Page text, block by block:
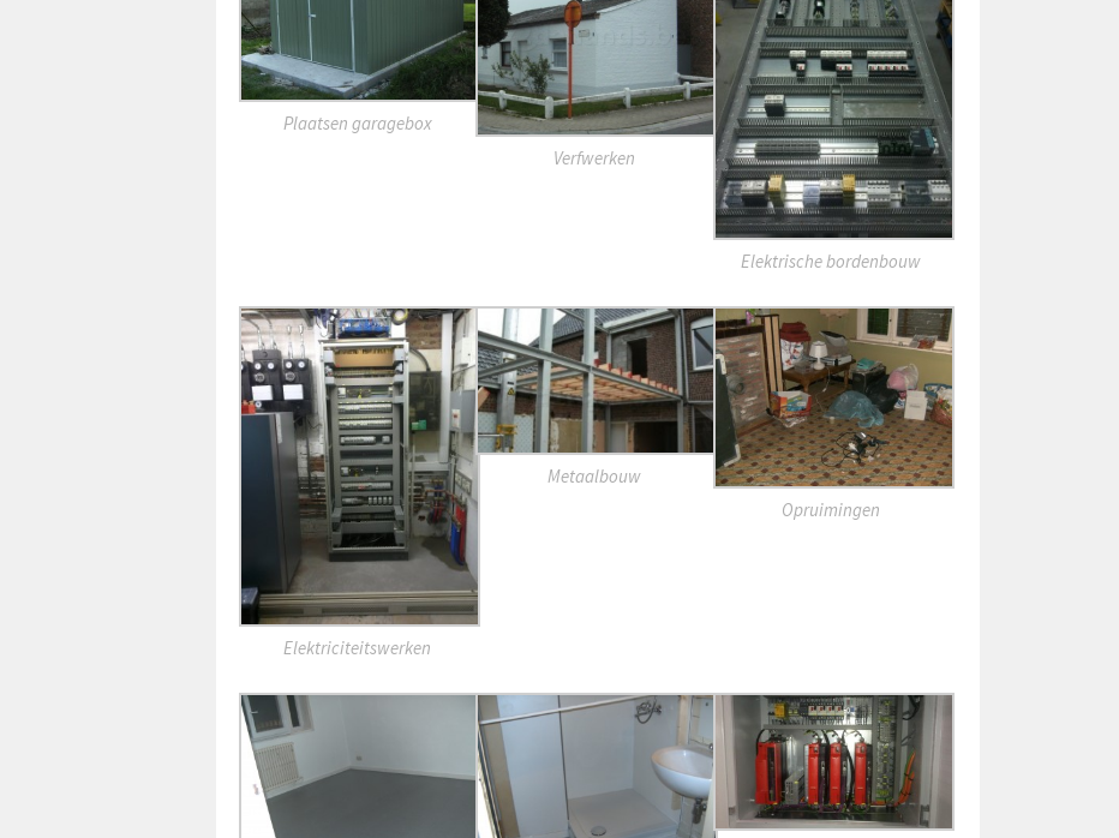
Plaatsen garagebox
Verfwerken
Elektrische bordenbouw
Elektriciteitswerken
Metaalbouw
Opruimingen